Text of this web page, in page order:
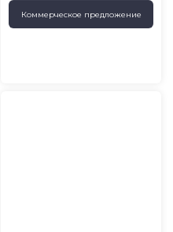
Коммерческое предложение